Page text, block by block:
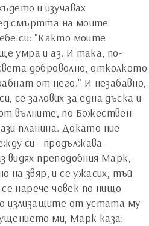
и изучавах
смъртта на моите
си: "Както моите
умра и аз. И така, по-
доброволно, отколкото
от него." И незабавно,
се залових за една дъска и
вълните, по Божествен
планина. Докато ние
си - продължава
видях преподобния Марк,
на звяр, и се ужасих, тъй
нарече човек по нищо
излизащите от устата му
ми, Марк каза: